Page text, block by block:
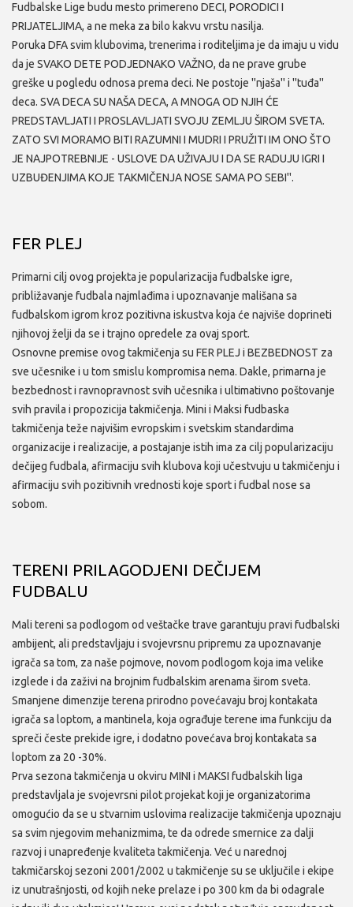
Fudbalske Lige budu mesto primereno DECI, PORODICI I
PRIJATELJIMA, a ne meka za bilo kakvu vrstu nasilja.
Poruka DFA svim klubovima, trenerima i roditeljima je da imaju u vidu
da je SVAKO DETE PODJEDNAKO VAŽNO, da ne prave grube
greške u pogledu odnosa prema deci. Ne postoje ''njaša'' i ''tuđa''
deca. SVA DECA SU NAŠA DECA, A MNOGA OD NJIH ĆE
PREDSTAVLJATI I PROSLAVLJATI SVOJU ZEMLJU ŠIROM SVETA.
ZATO SVI MORAMO BITI RAZUMNI I MUDRI I PRUŽITI IM ONO ŠTO
JE NAJPOTREBNIJE - USLOVE DA UŽIVAJU I DA SE RADUJU IGRI I
UZBUĐENJIMA KOJE TAKMIČENJA NOSE SAMA PO SEBI''.
FER PLEJ
Primarni cilj ovog projekta je popularizacija fudbalske igre,
približavanje fudbala najmlađima i upoznavanje mališana sa
fudbalskom igrom kroz pozitivna iskustva koja će najviše doprineti
njihovoj želji da se i trajno opredele za ovaj sport.
Osnovne premise ovog takmičenja su FER PLEJ i BEZBEDNOST za
sve učesnike i u tom smislu kompromisa nema. Dakle, primarna je
bezbednost i ravnopravnost svih učesnika i ultimativno poštovanje
svih pravila i propozicija takmičenja. Mini i Maksi fudbaska
takmičenja teže najvišim evropskim i svetskim standardima
organizacije i realizacije, a postajanje istih ima za cilj popularizaciju
dečijeg fudbala, afirmaciju svih klubova koji učestvuju u takmičenju i
afirmaciju svih pozitivnih vrednosti koje sport i fudbal nose sa
sobom.
TERENI PRILAGODJENI DEČIJEM
FUDBALU
Mali tereni sa podlogom od veštačke trave garantuju pravi fudbalski
ambijent, ali predstavljaju i svojevrsnu pripremu za upoznavanje
igrača sa tom, za naše pojmove, novom podlogom koja ima velike
izglede i da zaživi na brojnim fudbalskim arenama širom sveta.
Smanjene dimenzije terena prirodno povećavaju broj kontakata
igrača sa loptom, a mantinela, koja ograđuje terene ima funkciju da
spreči česte prekide igre, i dodatno povećava broj kontakata sa
loptom za 20 -30%.
Prva sezona takmičenja u okviru MINI i MAKSI fudbalskih liga
predstavljala je svojevrsni pilot projekat koji je organizatorima
omogućio da se u stvarnim uslovima realizacije takmičenja upoznaju
sa svim njegovim mehanizmima, te da odrede smernice za dalji
razvoj i unapređenje kvaliteta takmičenja. Već u narednoj
takmičarskoj sezoni 2001/2002 u takmičenje su se uključile i ekipe
iz unutrašnjosti, od kojih neke prelaze i po 300 km da bi odagrale